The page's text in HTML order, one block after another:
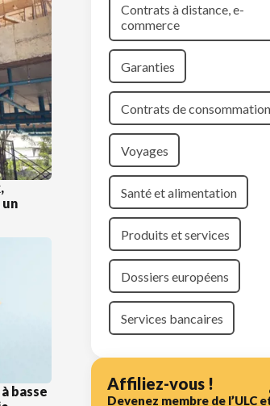
basse
Contrats à distance, e-
commerce
Garanties
Contrats de consommation
Voyages
Santé et alimentation
Produits et services
Dossiers européens
Services bancaires
Affiliez-vous !
Devenez membre de l’ULC